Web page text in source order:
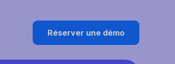
Réserver une démo